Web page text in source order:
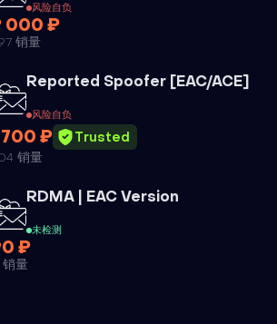
风险自负
000 ₽
销量
Reported Spoofer [EAC/ACE]
风险自负
700 ₽
Trusted
销量
RDMA | EAC Version
未检测
₽
量